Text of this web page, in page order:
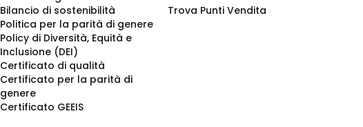
Bilancio di sostenibilità
Politica per la parità di genere
Policy di Diversità, Equità e
Inclusione (DEI)
Certificato di qualità
Certificato per la parità di
genere
Certificato GEEIS
Trova Punti Vendita